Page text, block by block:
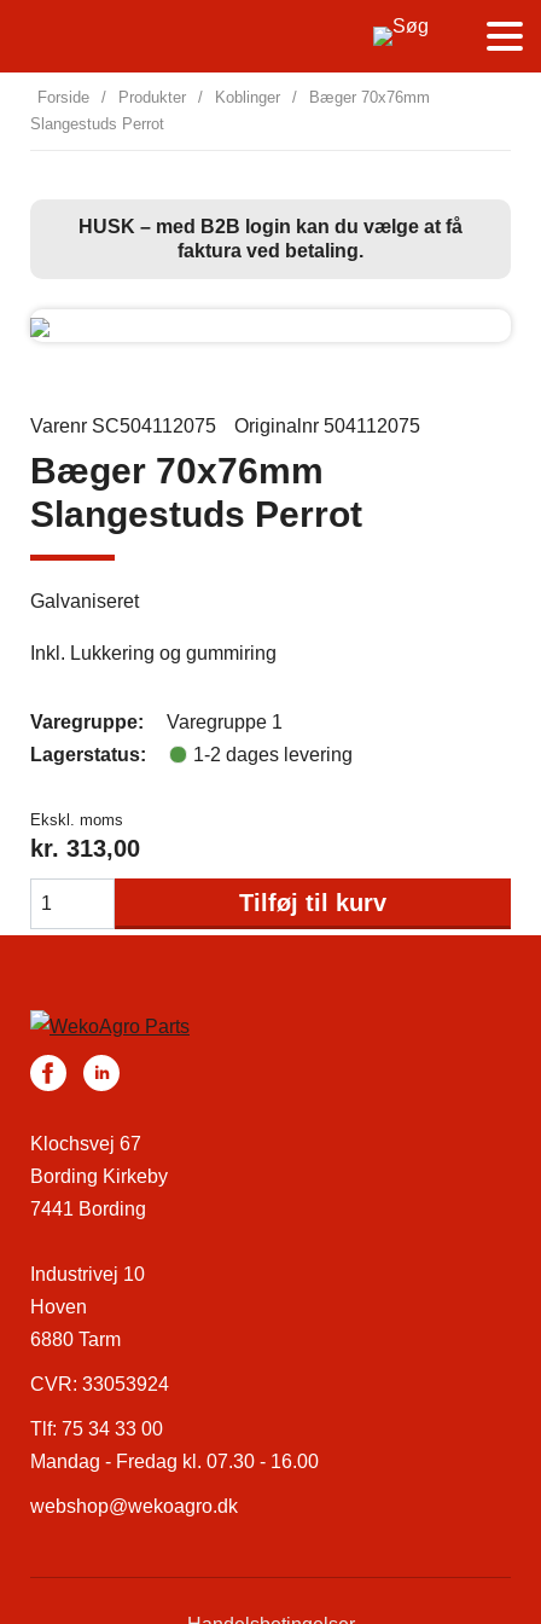
Forside / Produkter / Koblinger /
Bæger 70x76mm
Slangestuds Perrot
HUSK – med B2B login kan du vælge at få
faktura ved betaling.
Varenr SC504112075 Originalnr 504112075
Bæger 70x76mm
Slangestuds Perrot
Galvaniseret
Inkl. Lukkering og gummiring
Varegruppe:
Varegruppe 1
Lagerstatus:
1-2 dages levering
Ekskl. moms
kr. 313,00
Tilføj til kurv
Klochsvej 67
Bording Kirkeby
7441 Bording
Industrivej 10
Hoven
6880 Tarm
CVR: 33053924
Tlf: 75 34 33 00
Mandag - Fredag kl. 07.30 - 16.00
webshop@wekoagro.dk